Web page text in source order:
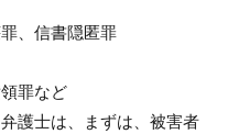
、信書隠匿罪
罪など
護士は、まずは、被害者